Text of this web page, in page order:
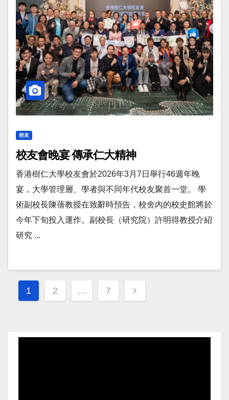
校友
校友會晚宴 傳承仁大精神
香港樹仁大學校友會於2026年3月7日舉行46週年晚
宴，大學管理層、學者與不同年代校友聚首一堂。 學
術副校長陳蒨教授在致辭時預告，校舍內的校史館將於
今年下旬投入運作。副校長（研究院）許明得教授介紹
研究 ...
Posts
navigation
1 2 … 7